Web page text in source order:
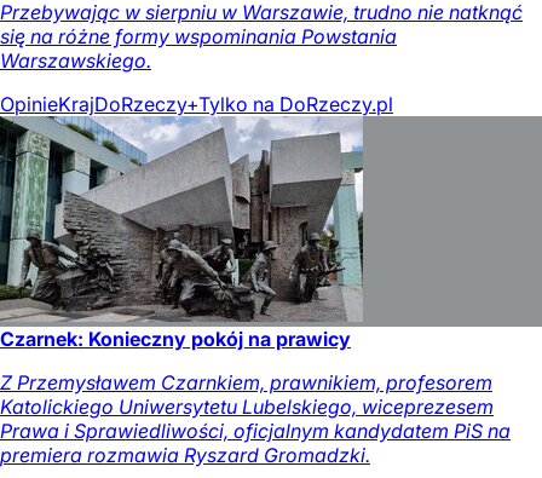
Przebywając w sierpniu w Warszawie, trudno nie natknąć
się na różne formy wspominania Powstania
Warszawskiego.
OpinieKrajDoRzeczy+Tylko na DoRzeczy.pl
Czarnek: Konieczny pokój na prawicy
Z Przemysławem Czarnkiem, prawnikiem, profesorem
Katolickiego Uniwersytetu Lubelskiego, wiceprezesem
Prawa i Sprawiedliwości, oficjalnym kandydatem PiS na
premiera rozmawia Ryszard Gromadzki.